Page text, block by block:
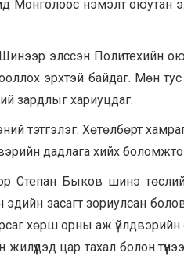
нэмэлт оюутан
элссэн Политехийн
эрхтэй байдаг. Мөн
зардлыг хариуцдаг.
тэтгэлэг. Хөтөлбөрт
дадлага хийх
Степан Быков шинэ
засагт зориулсан
хөрш орны аж
цар тахал болон